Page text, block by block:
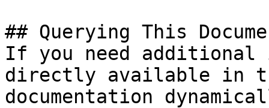
## Querying This
If you need
directly available in
documentation